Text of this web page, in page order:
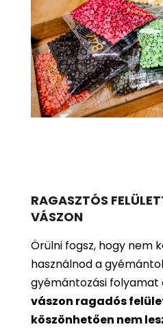
RAGASZTÓS
VÁSZON
Örülni fogsz, hogy nem
használnod a
gyémántozási folyamat
vászon ragadós
köszönhetően nem